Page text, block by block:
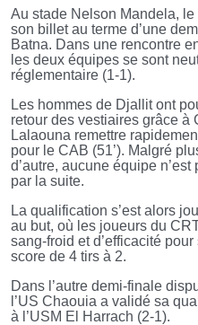
Au stade Nelson Mandela,
son billet au terme d’une
Batna. Dans une rencontre
les deux équipes se sont
réglementaire (1-1).
Les hommes de Djallit ont
retour des vestiaires grâce à
Lalaouna remettre
pour le CAB (51’). Malgré
d’autre, aucune équipe
par la suite.
La qualification s’est alors
au but, où les joueurs du
sang-froid et d’efficacité
score de 4 tirs à 2.
Dans l’autre demi-finale
l’US Chaouia a validé sa
à l’USM El Harrach (2-1).